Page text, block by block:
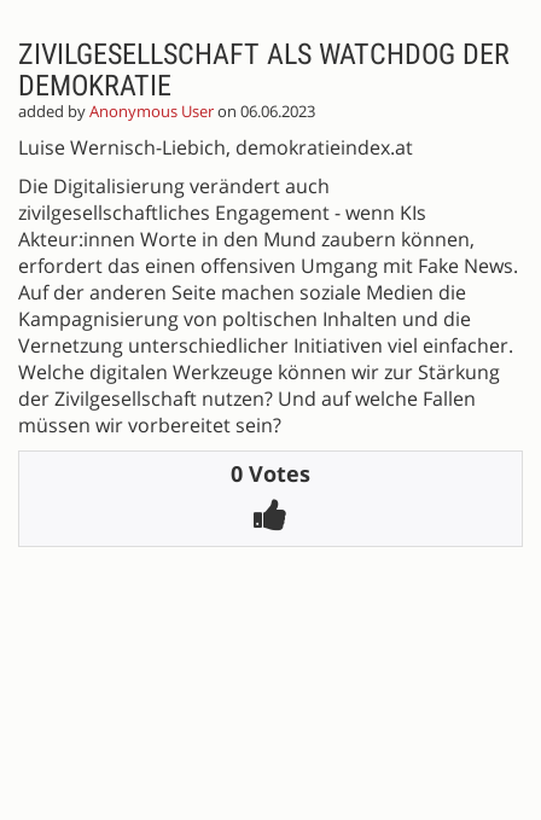
ZIVILGESELLSCHAFT ALS WATCHDOG DER
DEMOKRATIE
added byAnonymous Useron 06.06.2023
Luise Wernisch-Liebich, demokratieindex.at
Die Digitalisierung verändert auch
zivilgesellschaftliches Engagement - wenn KIs
Akteur:innen Worte in den Mund zaubern können,
erfordert das einen offensiven Umgang mit Fake News.
Auf der anderen Seite machen soziale Medien die
Kampagnisierung von poltischen Inhalten und die
Vernetzung unterschiedlicher Initiativen viel einfacher.
Welche digitalen Werkzeuge können wir zur Stärkung
der Zivilgesellschaft nutzen? Und auf welche Fallen
müssen wir vorbereitet sein?
0 Votes